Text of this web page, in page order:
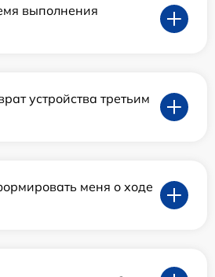
выполнения
устройства третьим
меня о ходе